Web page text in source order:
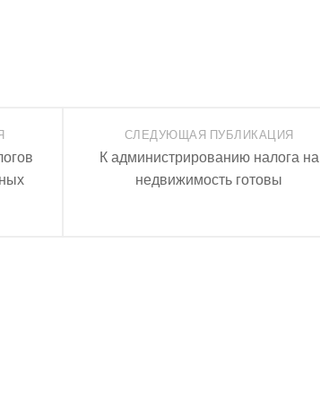
СЛЕДУЮЩАЯ ПУБЛИКАЦИЯ
К администрированию налога на
недвижимость готовы